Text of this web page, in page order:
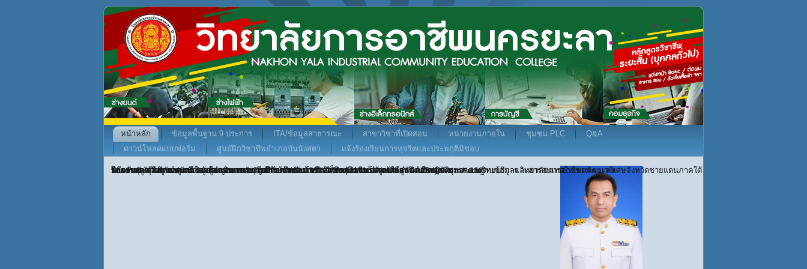
หน้าหลัก ข้อมูลพื้นฐาน 9 ประการ ITA/ข้อมูลสาธารณะ สาขาวิชาที่เปิดสอน หน่วยงานภายใน ชุมชน PLC
Q&A
ดาวน์โหลดแบบฟอร์ม
ศูนย์ฝึกวิชาชีพอำเภอบันนังสตา แจ้งร้องเรียนการทุจริตและประพฤติมิชอบ
พิธีลงนามถวายพระพรชัยมงคลเฉลิมพระชนมพรรษา พระบาทสมเด็จพระวชิรเกล้าเจ้าอยู่หัว ณ หอประชุมอาคารวิทยบริการ วิทยาลัยการอาชีพนครยะลา
กิจกรรมลูกเสือ เนตรนารี ร่วมใจถวายอาลัย "กล้าไม้แห่งความดี" ณ บึงแบเมาะ อำเภอเมือง จังหวัดยะลา
รับการประเมินศูนย์บ่มเพาะผู้ประกอบการอาชีวศึกษา ระดับอาชีวศึกษา จังหวัดยะลา ประจำปีงบประมาณ พ.ศ. 2569
โครงการทัศนศึกษาดูงานในสถานประกอบการ ปีการศึกษา 2569 ณ Deepal Chookiat Pattani - ดี พอล
นายอับดุลลาเตะ กาเจ นางสาวเบญจมาพร บุญแนบ เข้าร่วมโครงการการฝึกอบรมลูกเสือแกนนำ Safe Form Harm
นายชัยพันธุ์ กชกันพยันต์ รองผู้อำนวยการ ฝ่ายบริหารทรัพยากร เข้าร่วมอบรมโครงการอบรมเชิงปฏิบัติการระบบฐานข้อมูลและสารสนเทศในเขตพัฒนาพิเศษจังหวัดชายแดนภาคใต้